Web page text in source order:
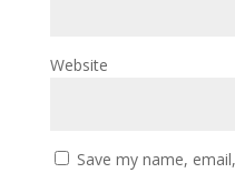
Website
Save my name,